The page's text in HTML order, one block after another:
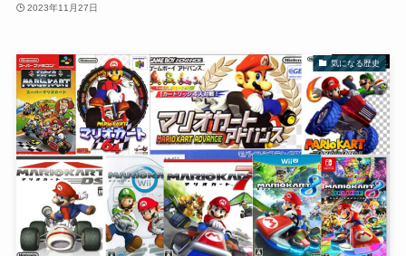
2023年11月27日
気になる歴史